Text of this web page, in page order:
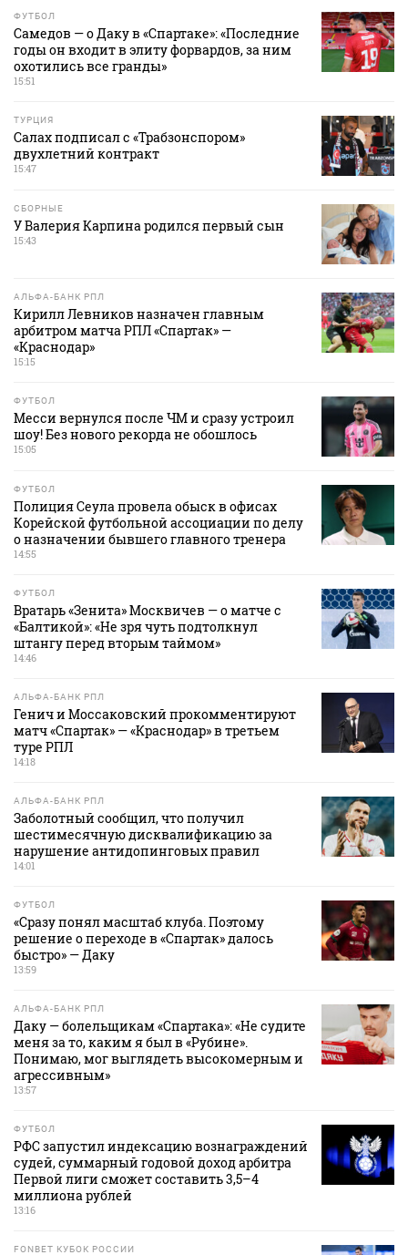
ФУТБОЛ
Самедов — о Даку в «Спартаке»: «Последние
годы он входит в элиту форвардов, за ним
охотились все гранды»
15:51
ТУРЦИЯ
Салах подписал с «Трабзонспором»
двухлетний контракт
15:47
СБОРНЫЕ
У Валерия Карпина родился первый сын
15:43
АЛЬФА-БАНК РПЛ
Кирилл Левников назначен главным
арбитром матча РПЛ «Спартак» —
«Краснодар»
15:15
ФУТБОЛ
Месси вернулся после ЧМ и сразу устроил
шоу! Без нового рекорда не обошлось
15:05
ФУТБОЛ
Полиция Сеула провела обыск в офисах
Корейской футбольной ассоциации по делу
о назначении бывшего главного тренера
14:55
ФУТБОЛ
Вратарь «Зенита» Москвичев — о матче с
«Балтикой»: «Не зря чуть подтолкнул
штангу перед вторым таймом»
14:46
АЛЬФА-БАНК РПЛ
Генич и Моссаковский прокомментируют
матч «Спартак» — «Краснодар» в третьем
туре РПЛ
14:18
АЛЬФА-БАНК РПЛ
Заболотный сообщил, что получил
шестимесячную дисквалификацию за
нарушение антидопинговых правил
14:01
ФУТБОЛ
«Сразу понял масштаб клуба. Поэтому
решение о переходе в «Спартак» далось
быстро» — Даку
13:59
АЛЬФА-БАНК РПЛ
Даку — болельщикам «Спартака»: «Не судите
меня за то, каким я был в «Рубине».
Понимаю, мог выглядеть высокомерным и
агрессивным»
13:57
ФУТБОЛ
РФС запустил индексацию вознаграждений
судей, суммарный годовой доход арбитра
Первой лиги сможет составить 3,5–4
миллиона рублей
13:16
FONBET КУБОК РОССИИ